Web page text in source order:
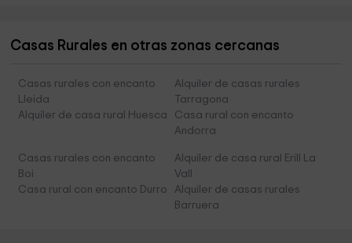
Casas Rurales en otras zonas cercanas
Casas rurales con encanto
Lleida
Alquiler de casas rurales
Tarragona
Alquiler de casa rural Huesca
Casa rural con encanto
Andorra
Casas rurales con encanto
Boi
Alquiler de casa rural Erill La
Vall
Casa rural con encanto Durro
Alquiler de casas rurales
Barruera